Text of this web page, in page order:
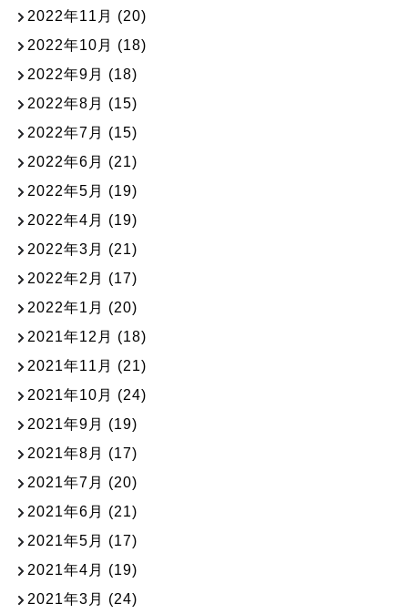
2022年11月 (20)
2022年10月 (18)
2022年9月 (18)
2022年8月 (15)
2022年7月 (15)
2022年6月 (21)
2022年5月 (19)
2022年4月 (19)
2022年3月 (21)
2022年2月 (17)
2022年1月 (20)
2021年12月 (18)
2021年11月 (21)
2021年10月 (24)
2021年9月 (19)
2021年8月 (17)
2021年7月 (20)
2021年6月 (21)
2021年5月 (17)
2021年4月 (19)
2021年3月 (24)